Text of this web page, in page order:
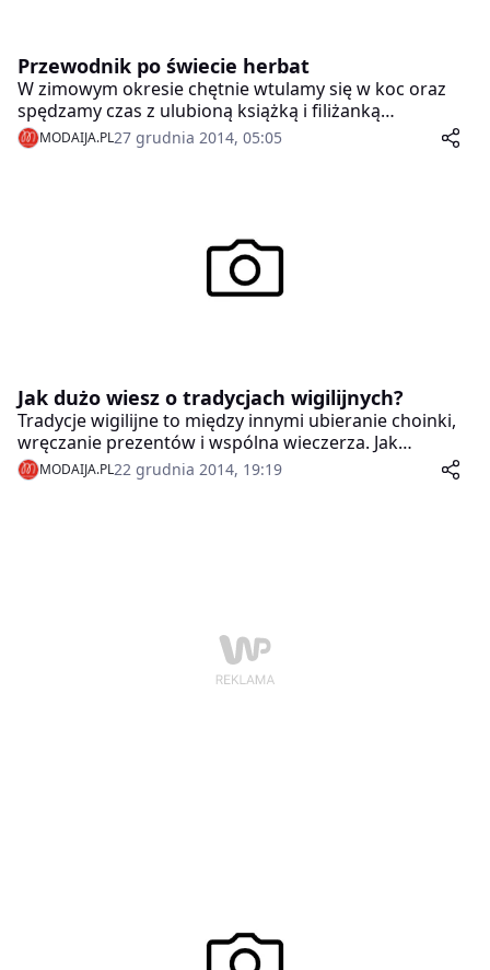
Przewodnik po świecie herbat
W zimowym okresie chętnie wtulamy się w koc oraz
spędzamy czas z ulubioną książką i filiżanką
aromatycznej herbaty. Każdy ma swój ulubiony
gatunek oraz sposób parzenia tego drogocennego
przeszły przed znalezieniem się w naszym czajniczku.
TEEKANNE przedstawia krótki przewodnik po świecie
MODAIJA.PL27 grudnia 2014, 05:05
Jak dużo wiesz o tradycjach wigilijnych?
Tradycje wigilijne to między innymi ubieranie choinki,
wręczanie prezentów i wspólna wieczerza. Jak
przekonują etnolodzy, zwyczaje te mają o wiele
głębsze i ciekawsze znaczenie, niż nam się wydaje.
MODAIJA.PL22 grudnia 2014, 19:19